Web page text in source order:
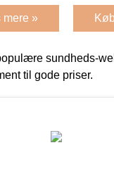
mere »
sundheds-
til gode priser.